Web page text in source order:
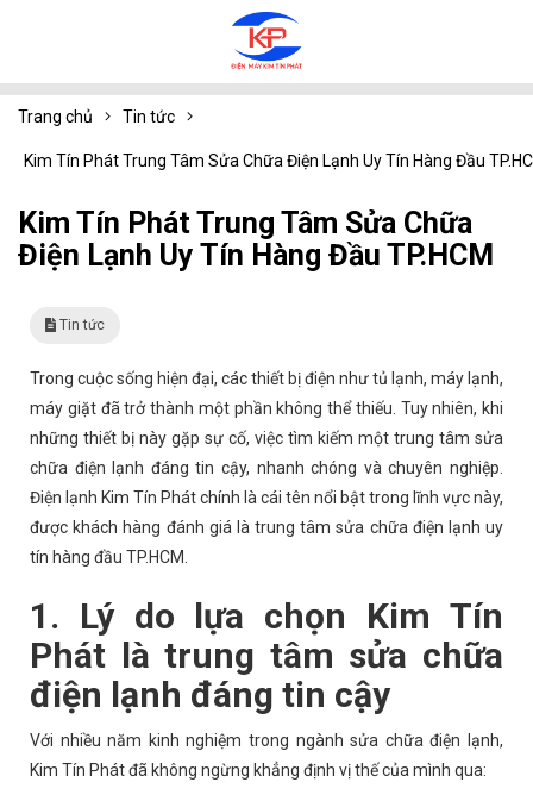
Trang chủ Tin tức
Kim Tín Phát Trung Tâm Sửa Chữa Điện Lạnh Uy Tín Hàng Đầu
Kim Tín Phát Trung Tâm Sửa Chữa
Điện Lạnh Uy Tín Hàng Đầu TP.HCM
Tin tức
Trong cuộc sống hiện đại, các thiết bị điện như tủ lạnh, máy lạnh,
máy giặt đã trở thành một phần không thể thiếu. Tuy nhiên, khi
những thiết bị này gặp sự cố, việc tìm kiếm một trung tâm sửa
chữa điện lạnh đáng tin cậy, nhanh chóng và chuyên nghiệp.
Điện lạnh Kim Tín Phát chính là cái tên nổi bật trong lĩnh vực này,
được khách hàng đánh giá là trung tâm sửa chữa điện lạnh uy
tín hàng đầu TP.HCM.
1. Lý do lựa chọn Kim Tín
Phát là trung tâm sửa chữa
điện lạnh đáng tin cậy
Với nhiều năm kinh nghiệm trong ngành sửa chữa điện lạnh,
Kim Tín Phát đã không ngừng khẳng định vị thế của mình qua: